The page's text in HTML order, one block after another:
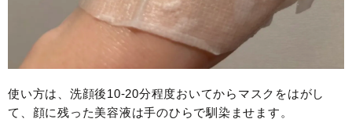
使い方は、洗顔後10-20分程度おいてからマスクをはがし
て、顔に残った美容液は手のひらで馴染ませます。